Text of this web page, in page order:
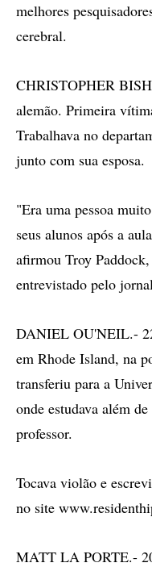
melhores
cerebral.
CHRISTOPHER
alemão. Primeira
Trabalhava no
junto com sua esposa.
"Era uma pessoa
seus alunos após a
afirmou Troy
entrevistado pelo
DANIEL OU'NEIL.-
em Rhode Island, na
transferiu para a
onde estudava além
professor.
Tocava violão e
no site
MATT LA PORTE.-